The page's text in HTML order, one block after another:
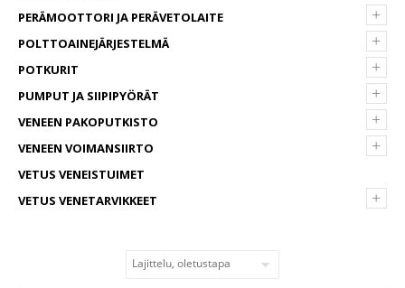
+
PERÄMOOTTORI JA PERÄVETOLAITE
+
POLTTOAINEJÄRJESTELMÄ
+
POTKURIT
+
PUMPUT JA SIIPIPYÖRÄT
+
VENEEN PAKOPUTKISTO
+
VENEEN VOIMANSIIRTO
VETUS VENEISTUIMET
+
VETUS VENETARVIKKEET